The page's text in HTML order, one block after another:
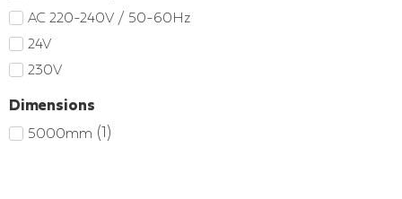
AC 220-240V / 50-60Hz
24V
230V
Dimensions
5000mm (1)